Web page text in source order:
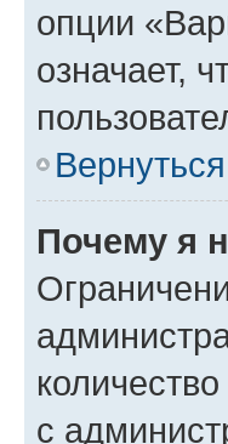
опции
означает,
Почему я
с